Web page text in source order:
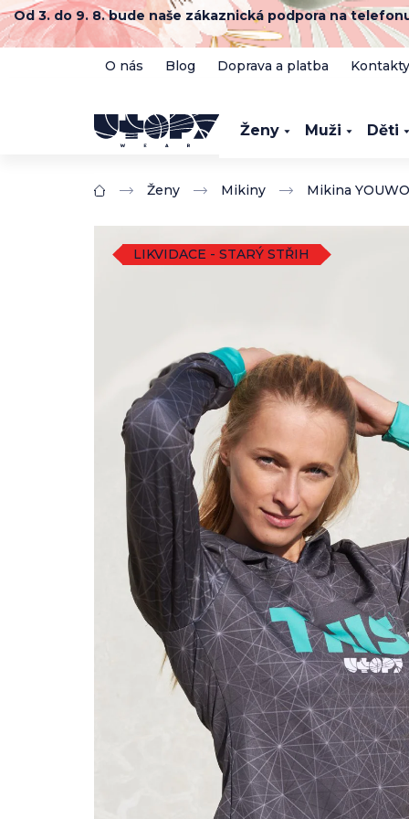
Přejít
na
obsah
Od 3. do 9. 8. bude naše zákaznická podpora na
O nás Blog Doprava a platba Kontakty
Ženy Muži Děti
Domů Ženy Mikiny Mikina YOUWO
LIKVIDACE - STARÝ STŘIH